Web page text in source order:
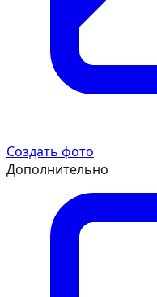
Создать фото
Дополнительно